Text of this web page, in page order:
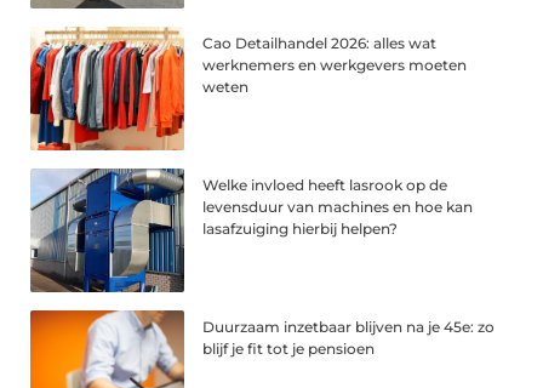
Cao Detailhandel 2026: alles wat
werknemers en werkgevers moeten
weten
Welke invloed heeft lasrook op de
levensduur van machines en hoe kan
lasafzuiging hierbij helpen?
Duurzaam inzetbaar blijven na je 45e: zo
blijf je fit tot je pensioen